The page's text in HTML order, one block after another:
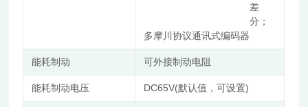
差
分；
多摩川协议通讯式编码器
能耗制动 可外接制动电阻
能耗制动电压 DC65V(默认值，可设置)